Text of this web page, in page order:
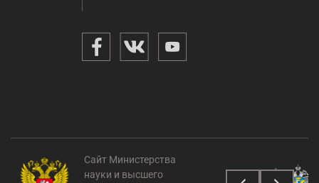
Сайт Министерства
науки и высшего